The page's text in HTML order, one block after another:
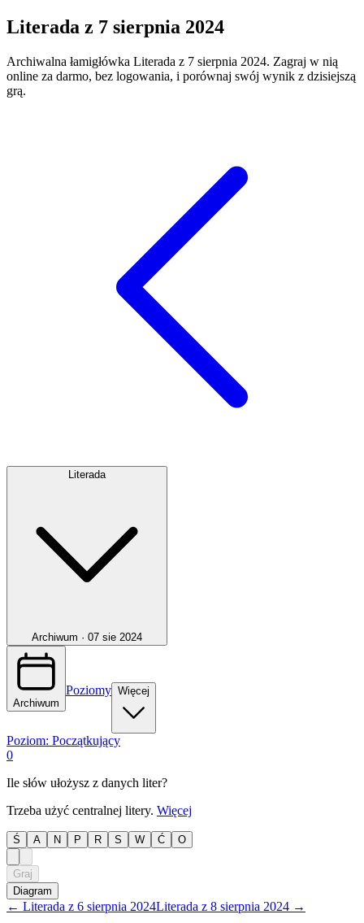
Literada z 7 sierpnia 2024
Archiwalna łamigłówka Literada z 7 sierpnia 2024. Zagraj w nią
online za darmo, bez logowania, i porównaj swój wynik z dzisiejszą
grą.
Literada
Archiwum · 07 sie 2024
Archiwum
Poziomy Więcej
Poziom: Początkujący
0
Ile słów ułożysz z danych liter?
Trzeba użyć centralnej litery. Więcej
Ś A N P R S W Ć O
Graj
Diagram
← Literada z 6 sierpnia 2024Literada z 8 sierpnia 2024 →